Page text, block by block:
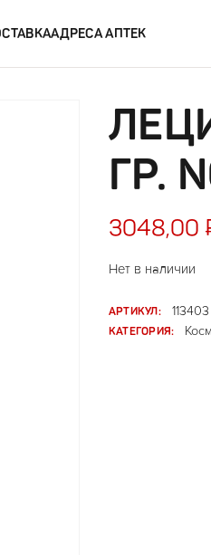
АДРЕСА АПТЕК
ГР.
3048,00
Нет в наличии
АРТИКУЛ:
113403
КАТЕГОРИЯ: